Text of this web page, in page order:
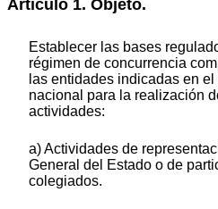
Artículo 1. Objeto.
Establecer las bases
régimen de concurrencia
las entidades indicadas en
nacional para la realización
actividades:
a) Actividades de
General del Estado o de
colegiados.